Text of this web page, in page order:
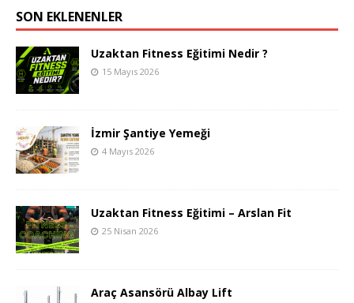
SON EKLENENLER
Uzaktan Fitness Eğitimi Nedir ?
15 Mayıs 2026
İzmir Şantiye Yemeği
4 Mayıs 2026
Uzaktan Fitness Eğitimi – Arslan Fit
25 Nisan 2026
Araç Asansörü Albay Lift